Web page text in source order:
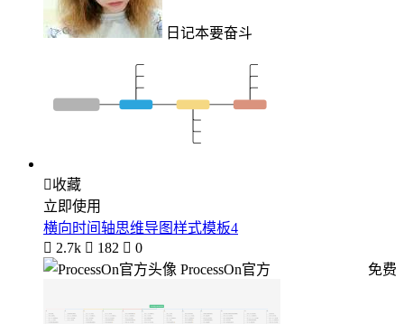
日记本要奋斗
收藏
立即使用
横向时间轴思维导图样式模板4
 2.7k  182  0
ProcessOn官方
免费